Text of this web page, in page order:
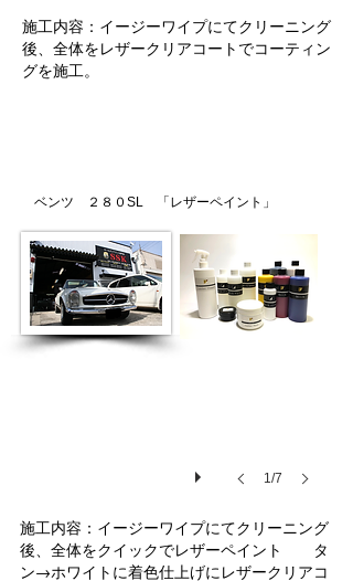
施工内容：イージーワイプにてクリーニング
後、全体をレザークリアコートでコーティン
グを施工。
ベンツ ２８０SL 「レザーペイント 」
施工内容：イージーワイプにてクリーニング
後、全体をクイックでレザーペイント タ
ン→ホワイトに着色仕上げにレザークリアコ
1/7